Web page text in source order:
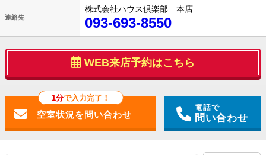
連絡先
株式会社ハウス倶楽部 本店
093-693-8550
WEB来店予約はこちら
1分で入力完了！
電話で
問い合わせ